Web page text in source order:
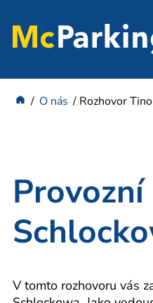
O nás Rozhovor
V tomto rozhovoru vás